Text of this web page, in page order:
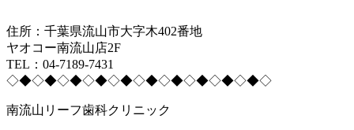
住所：千葉県流山市大字木402番地
ヤオコー南流山店2F
TEL：04-7189-7431
◇◆◇◆◇◆◇◆◇◆◇◆◇◆◇◆◇◆◇◆◇
南流山リーフ歯科クリニック